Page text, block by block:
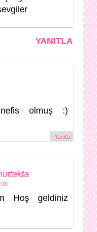
YANITLA
nefis olmuş :)
Yanıtla
Hoş geldiniz